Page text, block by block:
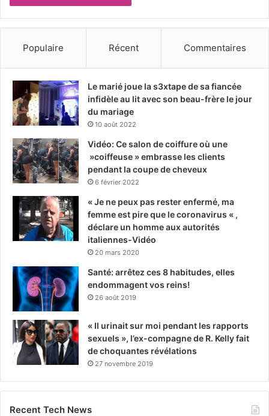
Populaire Récent Commentaires
Le marié joue la s3xtape de sa fiancée
infidèle au lit avec son beau-frère le jour
du mariage
10 août 2022
Vidéo: Ce salon de coiffure où une
»coiffeuse » embrasse les clients
pendant la coupe de cheveux
6 février 2022
« Je ne peux pas rester enfermé, ma
femme est pire que le coronavirus « ,
déclare un homme aux autorités
italiennes-Vidéo
20 mars 2020
Santé: arrêtez ces 8 habitudes, elles
endommagent vos reins!
26 août 2019
« Il urinait sur moi pendant les rapports
sexuels », l’ex-compagne de R. Kelly fait
de choquantes révélations
27 novembre 2019
Recent Tech News